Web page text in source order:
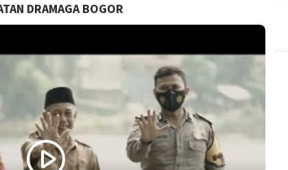
DRAMAGA BOGOR